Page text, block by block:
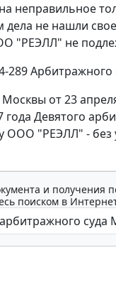
неправильное
дела не нашли
"РЕЭЛЛ" не
289Арбитражного
от 23
Девятого
ООО "РЕЭЛЛ" - без
и
поиском в